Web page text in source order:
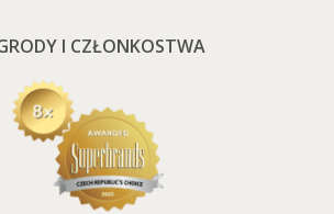
I CZŁONKOSTWA